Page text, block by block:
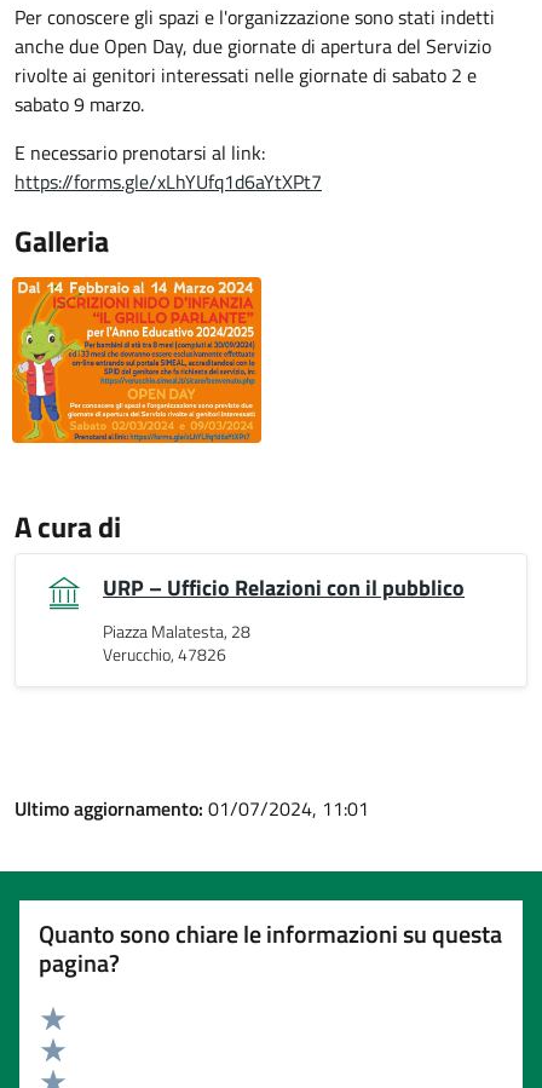
Per conoscere gli spazi e l'organizzazione sono stati indetti
anche due Open Day, due giornate di apertura del Servizio
rivolte ai genitori interessati nelle giornate di sabato 2 e
sabato 9 marzo.
E necessario prenotarsi al link:
https://forms.gle/xLhYUfq1d6aYtXPt7
Galleria
A cura di
URP – Ufficio Relazioni con il pubblico
Piazza Malatesta, 28
Verucchio, 47826
Ultimo aggiornamento: 01/07/2024, 11:01
Quanto sono chiare le informazioni su questa
pagina?
Valuta 5 stelle su 5
Valuta 4 stelle su 5